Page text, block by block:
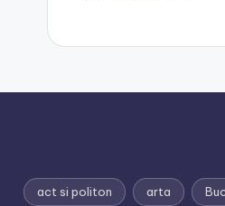
act si politon arta